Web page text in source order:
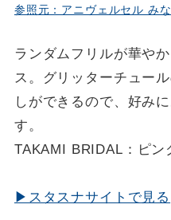
参照元：アニヴェルセル み
ランダムフリルが華や
ス。グリッターチュー
し ができるので、 好み
す 。
TAKAMI BRIDAL： ピン
▶スタスナサイトで見る